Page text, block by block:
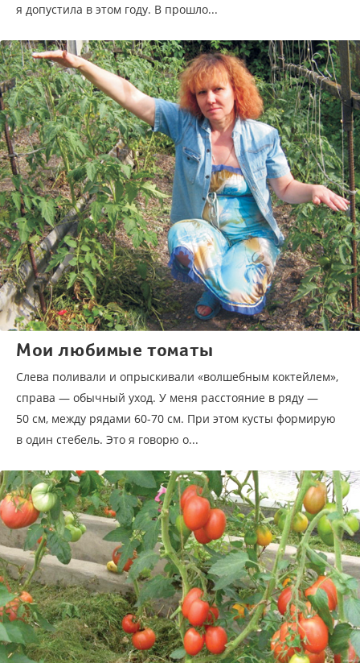
я допустила в этом году. В прошло...
Мои любимые томаты
Слева поливали и опрыскивали «волшебным коктейлем»,
справа — обычный уход. У меня расстояние в ряду —
50 см, между рядами 60-70 см. При этом кусты формирую
в один стебель. Это я говорю о...